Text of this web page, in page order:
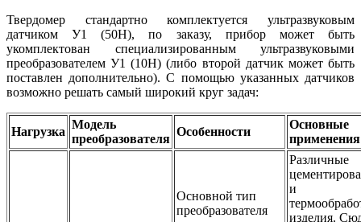
Твердомер стандартно комплектуется ультразвуковым
датчиком У1 (50Н), по заказу, прибор может быть
укомплектован специализированным ультразвуковыми
преобразователем У1 (10Н) (либо второй датчик может быть
поставлен дополнительно). С помощью указанных датчиков
возможно решать самый широкий круг задач:
Нагрузка
Модель
преобразователя
Особенности
Основные
применения
Основной тип
преобразователя
Различные
и
изделия.